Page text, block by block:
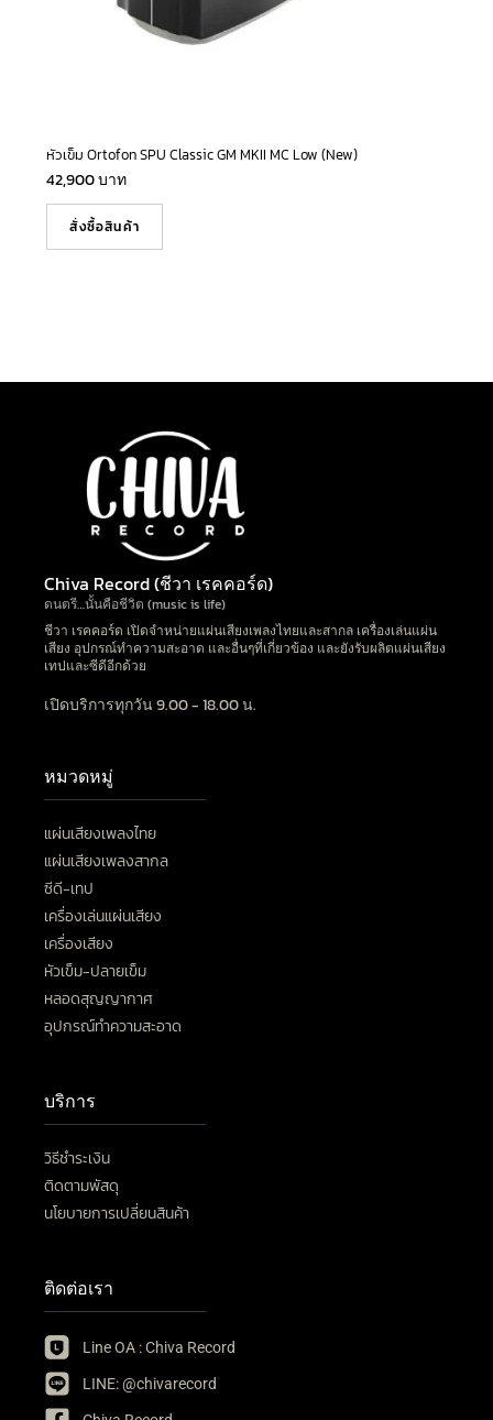
หัวเข็ม Ortofon SPU Classic GM MKII MC Low (New)
42,900บาท
สั่งซื้อสินค้า
Chiva Record (ชีวา เรคคอร์ด)
ดนตรี…นั้นคือชีวิต (music is life)
ชีวา เรคคอร์ด เปิดจำหน่ายแผ่นเสียงเพลงไทยและสากล เครื่องเล่นแผ่น
เสียง อุปกรณ์ทำความสะอาด และอื่นๆที่เกี่ยวข้อง และยังรับผลิตแผ่นเสียง
เทปและซีดีอีกด้วย
เปิดบริการทุกวัน 9.00 - 18.00 น.
หมวดหมู่
แผ่นเสียงเพลงไทย
แผ่นเสียงเพลงสากล
ซีดี-เทป
เครื่องเล่นแผ่นเสียง
เครื่องเสียง
หัวเข็ม-ปลายเข็ม
หลอดสุญญากาศ
อุปกรณ์ทำความสะอาด
บริการ
วิธีชำระเงิน
ติดตามพัสดุ
นโยบายการเปลี่ยนสินค้า
ติดต่อเรา
Line OA : Chiva Record
LINE: @chivarecord